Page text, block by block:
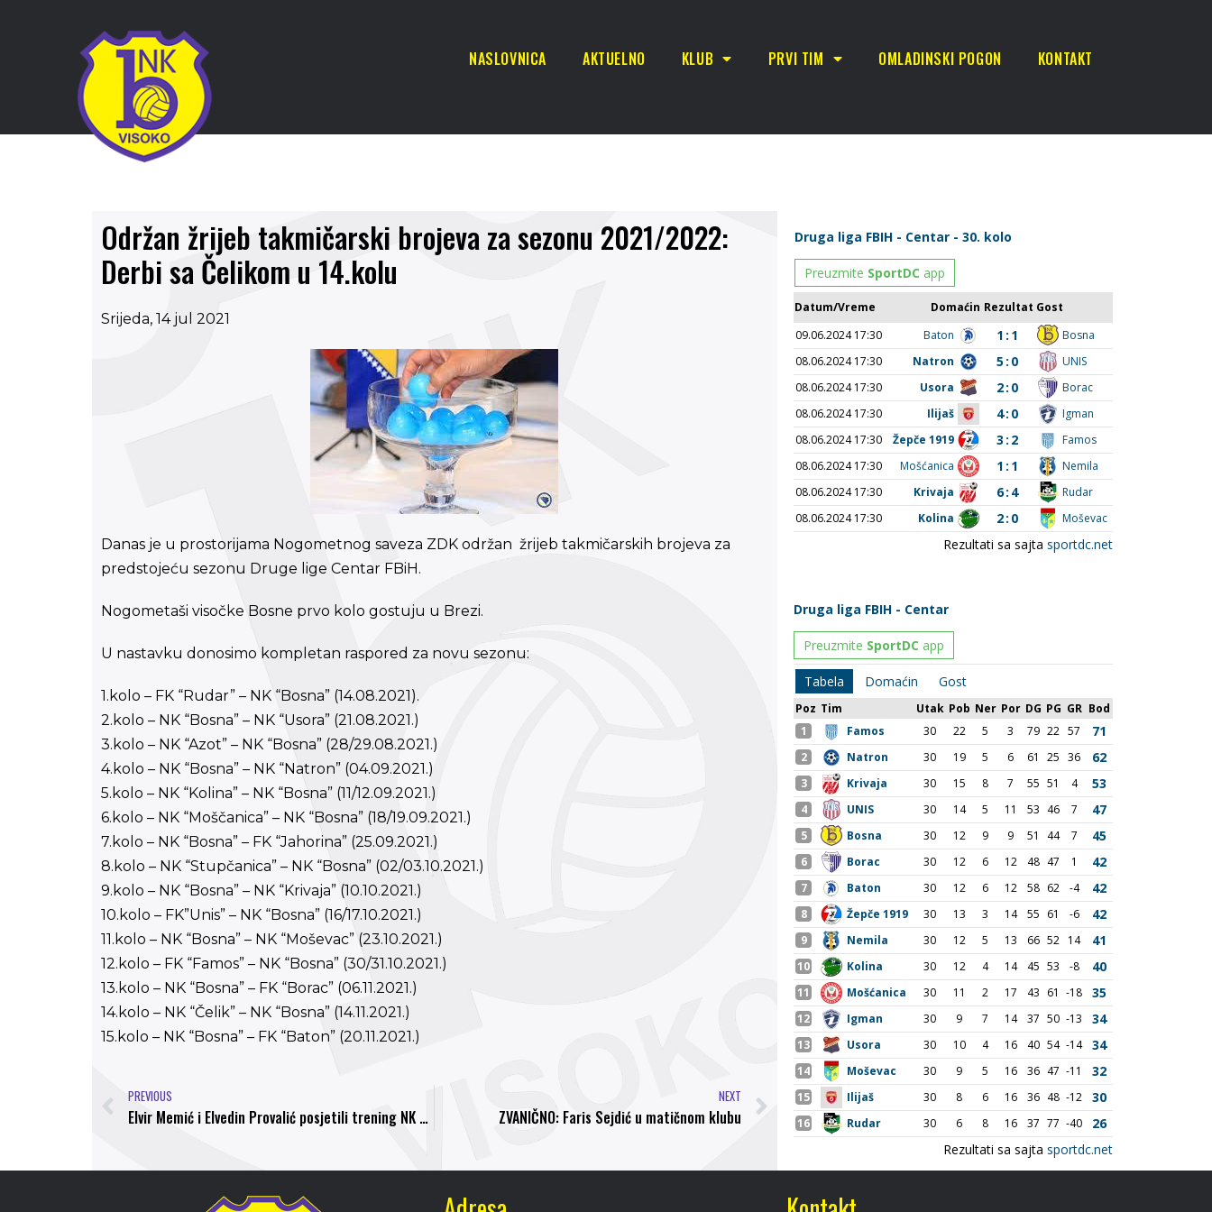
NASLOVNICA AKTUELNO KLUB PRVI TIM OMLADINSKI POGON KONTAKT
Održan žrijeb takmičarski brojeva za sezonu 2021/2022:
Derbi sa Čelikom u 14.kolu
Srijeda, 14 jul 2021
Danas je u prostorijama Nogometnog saveza ZDK održan žrijeb takmičarskih brojeva za
predstojeću sezonu Druge lige Centar FBiH.
Nogometaši visočke Bosne prvo kolo gostuju u Brezi.
U nastavku donosimo kompletan raspored za novu sezonu:
1.kolo – FK “Rudar” – NK “Bosna” (14.08.2021).
2.kolo – NK “Bosna” – NK “Usora” (21.08.2021.)
3.kolo – NK “Azot” – NK “Bosna” (28/29.08.2021.)
4.kolo – NK “Bosna” – NK “Natron” (04.09.2021.)
5.kolo – NK “Kolina” – NK “Bosna” (11/12.09.2021.)
6.kolo – NK “Moščanica” – NK “Bosna” (18/19.09.2021.)
7.kolo – NK “Bosna” – FK “Jahorina” (25.09.2021.)
8.kolo – NK “Stupčanica” – NK “Bosna” (02/03.10.2021.)
9.kolo – NK “Bosna” – NK “Krivaja” (10.10.2021.)
10.kolo – FK”Unis” – NK “Bosna” (16/17.10.2021.)
11.kolo – NK “Bosna” – NK “Moševac” (23.10.2021.)
12.kolo – FK “Famos” – NK “Bosna” (30/31.10.2021.)
13.kolo – NK “Bosna” – FK “Borac” (06.11.2021.)
14.kolo – NK “Čelik” – NK “Bosna” (14.11.2021.)
15.kolo – NK “Bosna” – FK “Baton” (20.11.2021.)
PREVIOUS
Elvir Memić i Elvedin Provalić posjetili trening NK “Bosna”
NEXT
ZVANIČNO: Faris Sejdić u matičnom klubu